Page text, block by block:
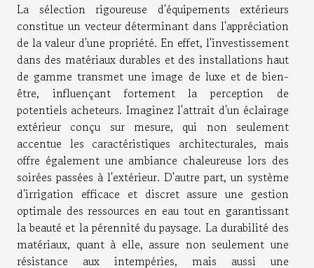
La sélection rigoureuse d'équipements extérieurs
constitue un vecteur déterminant dans l'appréciation
de la valeur d'une propriété. En effet, l'investissement
dans des matériaux durables et des installations haut
de gamme transmet une image de luxe et de bien-
être, influençant fortement la perception de
potentiels acheteurs. Imaginez l'attrait d'un éclairage
extérieur conçu sur mesure, qui non seulement
accentue les caractéristiques architecturales, mais
offre également une ambiance chaleureuse lors des
soirées passées à l'extérieur. D'autre part, un système
d'irrigation efficace et discret assure une gestion
optimale des ressources en eau tout en garantissant
la beauté et la pérennité du paysage. La durabilité des
matériaux, quant à elle, assure non seulement une
résistance aux intempéries, mais aussi une